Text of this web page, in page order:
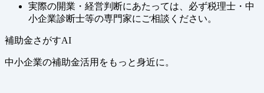
実際の開業・経営判断にあたっては、必ず税理士・中
小企業診断士等の専門家にご相談ください。
補助金さがすAI
中小企業の補助金活用をもっと身近に。